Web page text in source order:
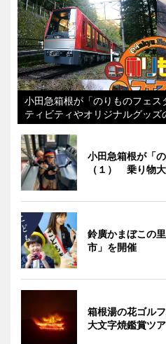
小田急箱根が「のりものフェ
ティビティやオリジナルグッズ
小田急箱根が「
（１） 乗り物
鈴廣かまぼこの
市」を開催
箱根湯の花ゴル
大文字焼鑑賞ツ